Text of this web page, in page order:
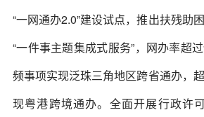
“一网通办2.0”建设试点，推出扶残助
“一件事主题集成式服务”，网办率超
频事项实现泛珠三角地区跨省通办，
现粤港跨境通办。全面开展行政许